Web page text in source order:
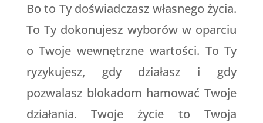
Bo to Ty doświadczasz własnego życia.
To Ty dokonujesz wyborów w oparciu
o Twoje wewnętrzne wartości. To Ty
ryzykujesz, gdy działasz i gdy
pozwalasz blokadom hamować Twoje
działania. Twoje życie to Twoja